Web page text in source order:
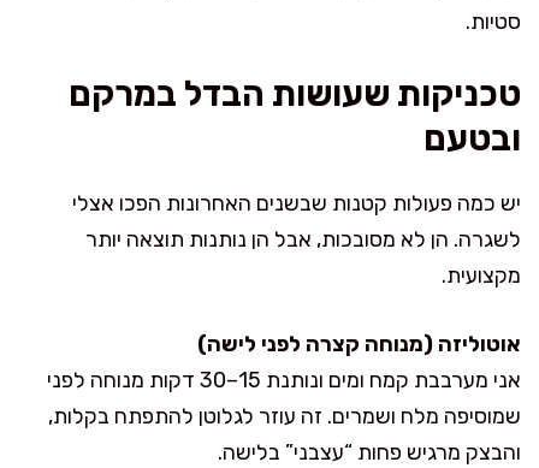
סטיות.
טכניקות שעושות הבדל במרקם
ובטעם
יש כמה פעולות קטנות שבשנים האחרונות הפכו אצלי
לשגרה. הן לא מסובכות, אבל הן נותנות תוצאה יותר
מקצועית.
אוטוליזה (מנוחה קצרה לפני לישה)
אני מערבבת קמח ומים ונותנת 15–30 דקות מנוחה לפני
שמוסיפה מלח ושמרים. זה עוזר לגלוטן להתפתח בקלות,
והבצק מרגיש פחות “עצבני” בלישה.